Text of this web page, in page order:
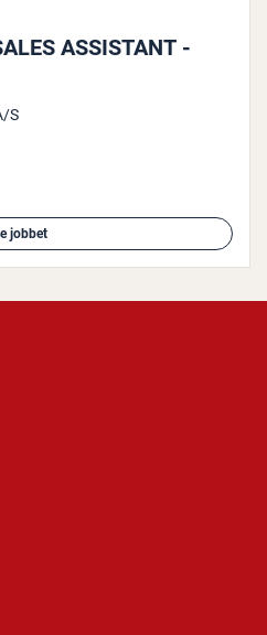
ASSISTANT -
S
jobbet